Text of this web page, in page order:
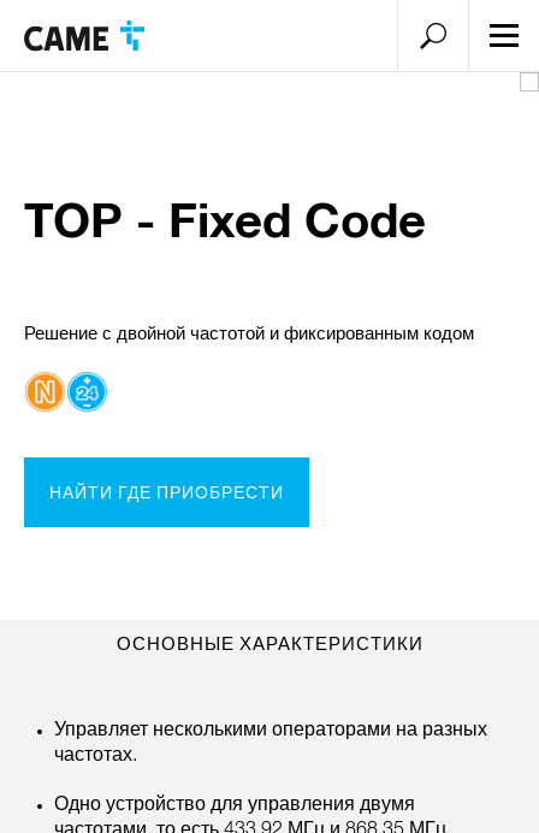
TOP - Fixed Code
Решение с двойной частотой и фиксированным кодом
НАЙТИ ГДЕ ПРИОБРЕСТИ
ОСНОВНЫЕ ХАРАКТЕРИСТИКИ
Управляет несколькими операторами на разных
частотах.
Одно устройство для управления двумя